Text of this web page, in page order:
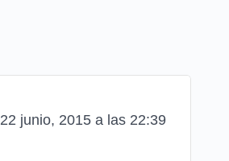
22 junio, 2015 a las 22:39